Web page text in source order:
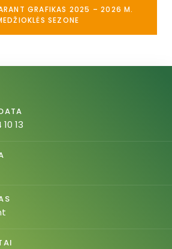
GRAFIKAS 2025 – 2026 M.
SEZONE
13